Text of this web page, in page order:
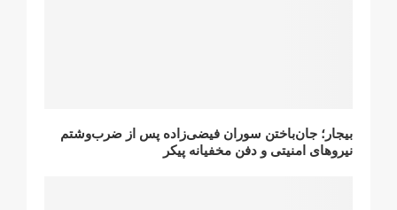
بیجار؛ جان‌باختن سوران فیضی‌زاده پس از ضرب‌و‌شتم
نیروهای امنیتی و دفن مخفیانه پیکر